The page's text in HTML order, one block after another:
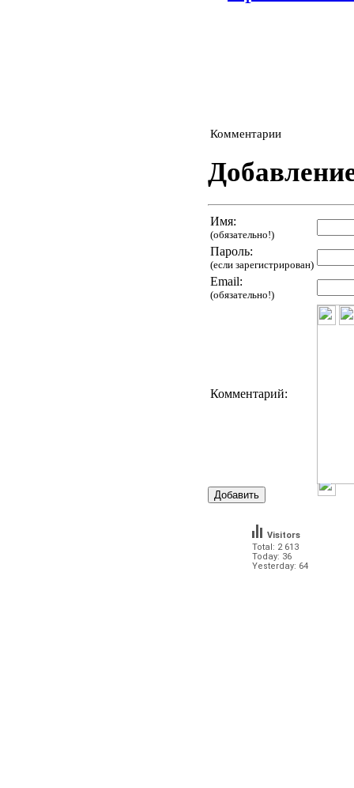
Комментарии
Имя:
(обязательно!)
Пароль:
(если зарегистрирован)
Email:
(обязательно!)
Комментарий:
Total: 2 613
Today: 36
Yesterday: 64
Visitors